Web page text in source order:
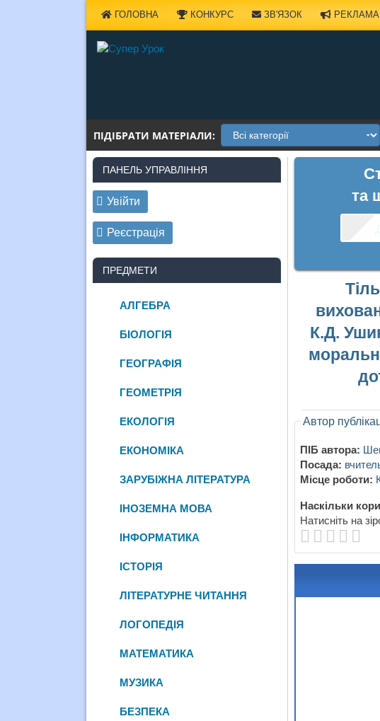
ГОЛОВНА КОНКУРС ЗВ'ЯЗОК РЕКЛАМА
ПІДІБРАТИ МАТЕРІАЛИ:
та
К.Д.
Автор
ПІБ автора:
Посада:
Місце роботи:
Наскільки
Натисніть на
ПАНЕЛЬ УПРАВЛІННЯ
Увійти
Реєстрація
ПРЕДМЕТИ
АЛГЕБРА
БІОЛОГІЯ
ГЕОГРАФІЯ
ГЕОМЕТРІЯ
ЕКОЛОГІЯ
ЕКОНОМІКА
ЗАРУБІЖНА ЛІТЕРАТУРА
ІНОЗЕМНА МОВА
ІНФОРМАТИКА
ІСТОРІЯ
ЛІТЕРАТУРНЕ ЧИТАННЯ
ЛОГОПЕДІЯ
МАТЕМАТИКА
МУЗИКА
БЕЗПЕКА